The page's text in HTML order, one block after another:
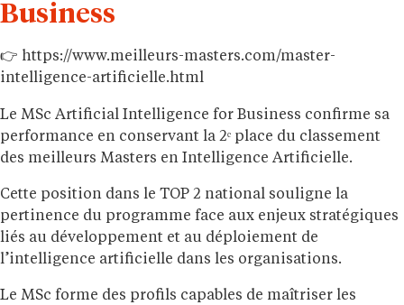
Business
👉 https://www.meilleurs-masters.com/master-
intelligence-artificielle.html
Le MSc Artificial Intelligence for Business confirme sa
performance en conservant la 2ᵉ place du classement
des meilleurs Masters en Intelligence Artificielle.
Cette position dans le TOP 2 national souligne la
pertinence du programme face aux enjeux stratégiques
liés au développement et au déploiement de
l’intelligence artificielle dans les organisations.
Le MSc forme des profils capables de maîtriser les